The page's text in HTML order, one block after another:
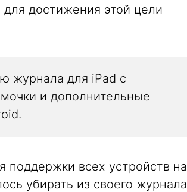
для достижения этой цели
журнала для iPad с
и дополнительные
поддержки всех устройств на
убирать из своего журнала